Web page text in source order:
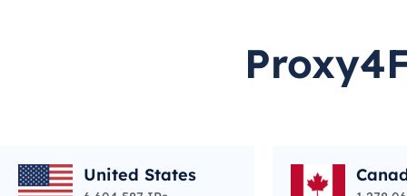
United States